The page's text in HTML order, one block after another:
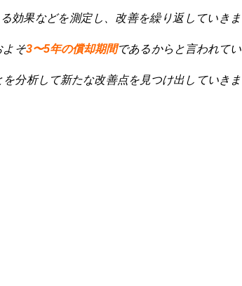
効果などを測定し、改善を繰り返していきま
よそ3〜5年の償却期間であるからと言われてい
分析して新たな改善点を見つけ出していきま